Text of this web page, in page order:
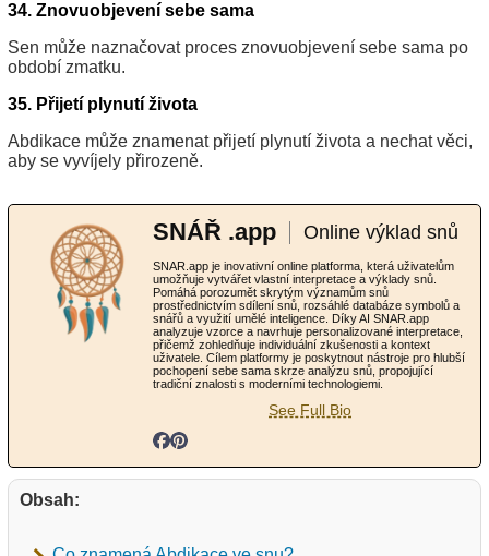
34. Znovuobjevení sebe sama
Sen může naznačovat proces znovuobjevení sebe sama po
období zmatku.
35. Přijetí plynutí života
Abdikace může znamenat přijetí plynutí života a nechat věci,
aby se vyvíjely přirozeně.
SNÁŘ .app Online výklad snů
SNAR.app je inovativní online platforma, která uživatelům
umožňuje vytvářet vlastní interpretace a výklady snů.
Pomáhá porozumět skrytým významům snů
prostřednictvím sdílení snů, rozsáhlé databáze symbolů a
snářů a využití umělé inteligence. Díky AI SNAR.app
analyzuje vzorce a navrhuje personalizované interpretace,
přičemž zohledňuje individuální zkušenosti a kontext
uživatele. Cílem platformy je poskytnout nástroje pro hlubší
pochopení sebe sama skrze analýzu snů, propojující
tradiční znalosti s moderními technologiemi.
See Full Bio
Obsah: